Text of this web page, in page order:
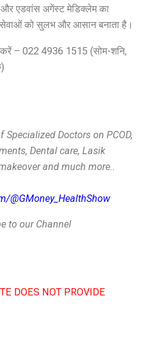
एडवांस अगेंस्ट मेडिक्लेम का
सेवाओं को सुलभ और आसान बनाता है।
– 022 4936 1515 (सोम-शनि,
Doctors on PCOD,
Dental care, Lasik
and much more..
@GMoney_HealthShow
to our Channel
DOES NOT PROVIDE